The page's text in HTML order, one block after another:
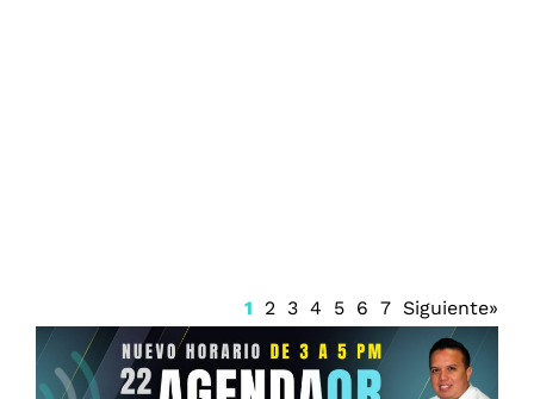
1 2 3 4 5 6 7 Siguiente»